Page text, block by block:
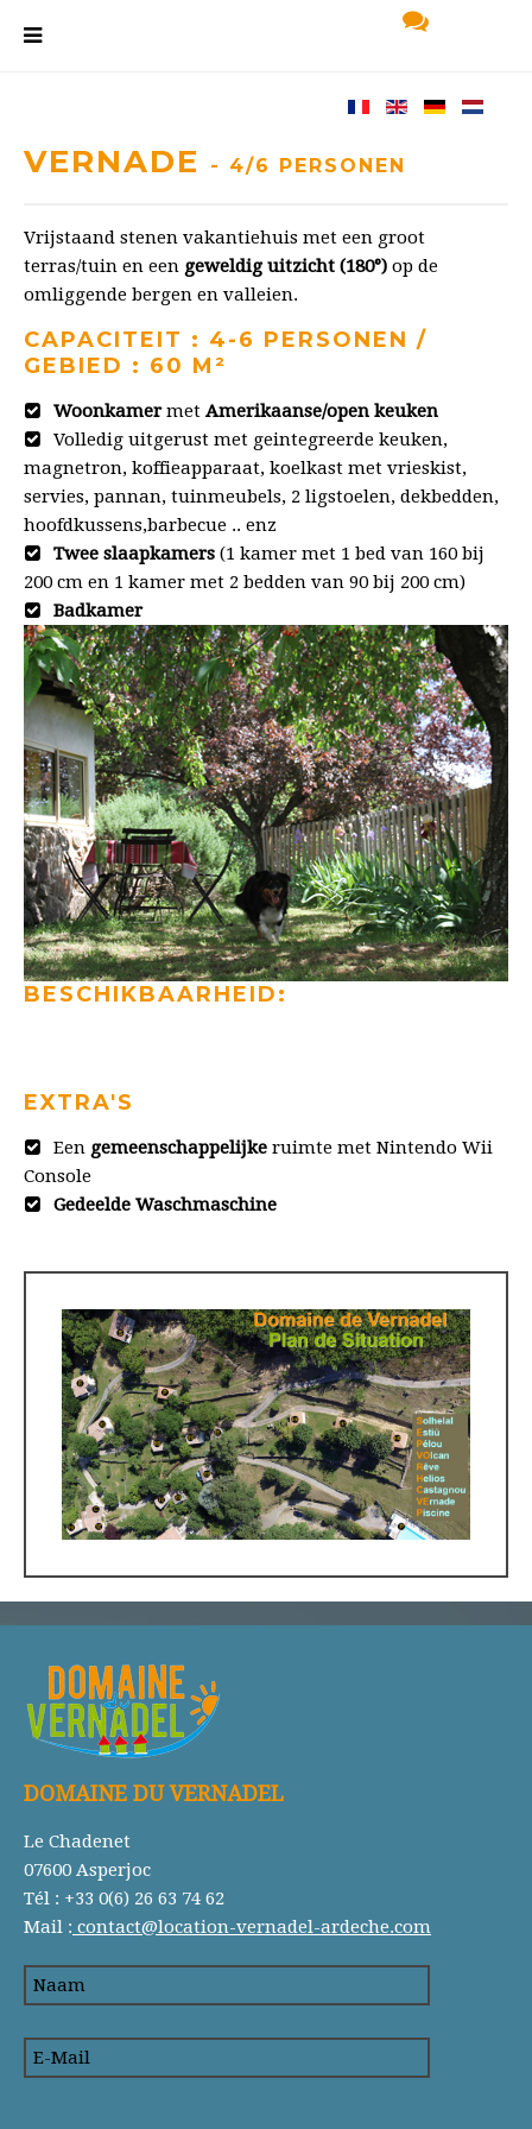
VERNADE - 4/6 PERSONEN
Vrijstaand stenen vakantiehuis met een groot
terras/tuin en een geweldig uitzicht (180°) op de
omliggende bergen en valleien.
CAPACITEIT : 4-6 PERSONEN /
GEBIED : 60 M²
Woonkamermet Amerikaanse/open keuken
Volledig uitgerust met geintegreerde keuken,
magnetron, koffieapparaat, koelkast met vrieskist,
servies, pannan, tuinmeubels, 2 ligstoelen, dekbedden,
hoofdkussens,barbecue .. enz
Twee slaapkamers (1 kamer met 1 bed van 160 bij
200 cm en 1 kamer met 2 bedden van 90 bij 200 cm)
Badkamer
BESCHIKBAARHEID:
EXTRA'S
Een gemeenschappelijke ruimte met Nintendo Wii
Console
Gedeelde Waschmaschine
DOMAINE DU VERNADEL
Le Chadenet
07600 Asperjoc
Tél : +33 0(6) 26 63 74 62
Mail : contact@location-vernadel-ardeche.com